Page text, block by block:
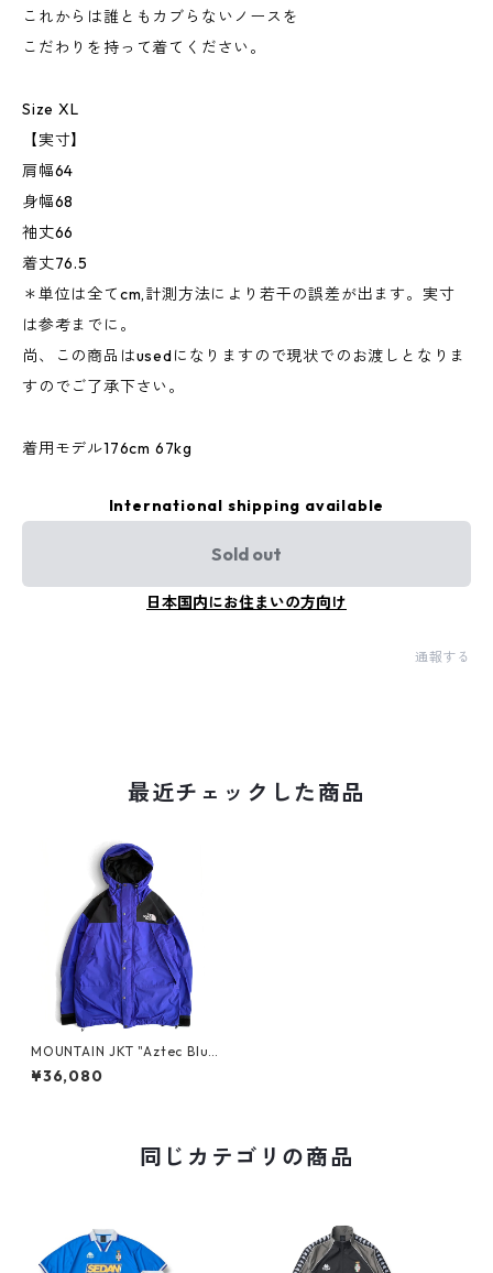
これからは誰ともカブらないノースを
こだわりを持って着てください。
Size XL
【実寸】
肩幅64
身幅68
袖丈66
着丈76.5
＊単位は全てcm,計測方法により若干の誤差が出ます。実寸
は参考までに。
尚、この商品はusedになりますので現状でのお渡しとなりま
すのでご了承下さい。
着用モデル176cm 67kg
International shipping available
Sold out
日本国内にお住まいの方向け
通報する
最近チェックした商品
MOUNTAIN JKT "Aztec Blue"
by THE NORTH FACE_1
¥36,080
同じカテゴリの商品